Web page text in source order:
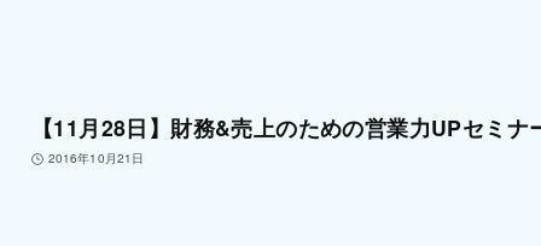
【11月28日】財務&売上のための営業力UPセミナ
2016年10月21日